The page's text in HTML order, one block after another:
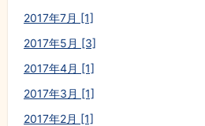
2017年7月 [1]
2017年5月 [3]
2017年4月 [1]
2017年3月 [1]
2017年2月 [1]